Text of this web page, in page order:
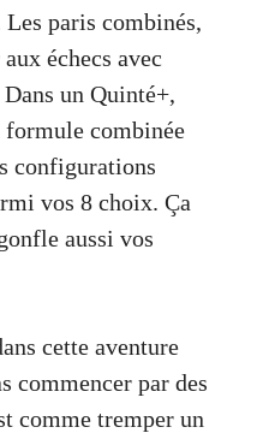
paris combinés,
échecs avec
un Quinté+,
formule combinée
configurations
vos 8 choix. Ça
aussi vos
cette aventure
commencer par des
comme tremper un